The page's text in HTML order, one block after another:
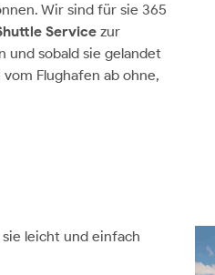
Wir sind für sie 365
Service zur
und sobald sie gelandet
Flughafen ab ohne,
leicht und einfach